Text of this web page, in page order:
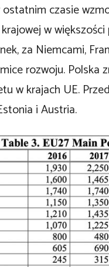
czasie
w
za Niemcami,
rozwoju. Polska
w krajach UE.
i Austria.